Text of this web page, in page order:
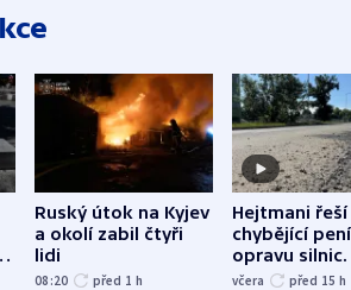
Ruský útok na Kyjev
a okolí zabil čtyři
lidi
08:20 před 1 h
Hejtmani řeší
chybějící
opravu silnic.
nenárokové,
včera před 15 h